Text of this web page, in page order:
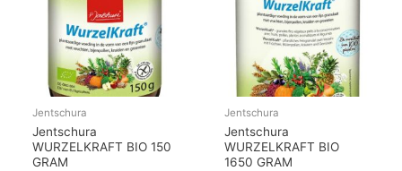
Jentschura
Jentschura
WURZELKRAFT BIO 150
GRAM
Jentschura
Jentschura
WURZELKRAFT BIO
1650 GRAM